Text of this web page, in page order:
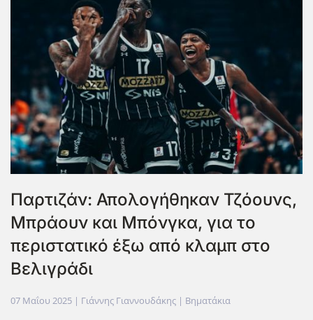
Παρτιζάν: Απολογήθηκαν Τζόουνς,
Μπράουν και Μπόνγκα, για το
περιστατικό έξω από κλαμπ στο
Βελιγράδι
07 Μαΐου 2025 | Γιάννης Γιαννουδάκης | Βηματάκια